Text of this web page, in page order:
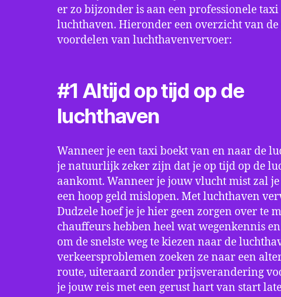
er zo bijzonder is aan een professionele
luchthaven. Hieronder een overzicht van de
voordelen van luchthavenvervoer:
#1 Altijd op tijd op de
luchthaven
Wanneer je een taxi boekt van en naar de
je natuurlijk zeker zijn dat je op tijd op de
aankomt. Wanneer je jouw vlucht mist zal
een hoop geld mislopen. Met luchthaven
Dudzele hoef je je hier geen zorgen over te
chauffeurs hebben heel wat wegenkennis
om de snelste weg te kiezen naar de
verkeersproblemen zoeken ze naar een
route, uiteraard zonder prijsverandering
je jouw reis met een gerust hart van start